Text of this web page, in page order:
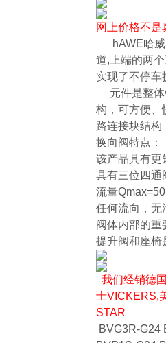
网上价格不
hAWE哈威
道,上端的两
实现了不停车
元件是整体
构，可方便、
路连接块结构
换向阀特点：
该产品具有更
具有三位四通
流量
任何流向，无
阀体内部的重
提升阀和座椅
我们经销德
士VICKERS,
STAR
BVG3R-G24